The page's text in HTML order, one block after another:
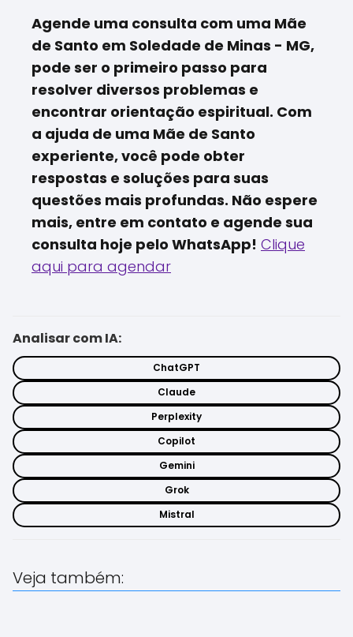
Agende uma consulta com uma Mãe
de Santo em Soledade de Minas - MG,
pode ser o primeiro passo para
resolver diversos problemas e
encontrar orientação espiritual. Com
a ajuda de uma Mãe de Santo
experiente, você pode obter
respostas e soluções para suas
questões mais profundas. Não espere
mais, entre em contato e agende sua
consulta hoje pelo WhatsApp! Clique
aqui para agendar
Analisar com IA:
ChatGPT
Claude
Perplexity
Copilot
Gemini
Grok
Mistral
Veja também: